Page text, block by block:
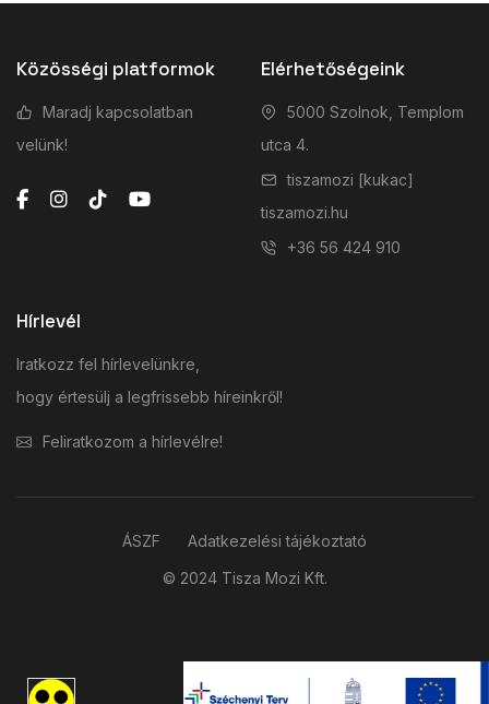
Közösségi platformok
Maradj kapcsolatban
velünk!
Elérhetőségeink
5000 Szolnok, Templom
utca 4.
tiszamozi [kukac]
tiszamozi.hu
+36 56 424 910
Hírlevél
Iratkozz fel hírlevelünkre,
hogy értesülj a legfrissebb híreinkről!
Feliratkozom a hírlevélre!
© 2024 Tisza Mozi Kft.
ÁSZF Adatkezelési tájékoztató